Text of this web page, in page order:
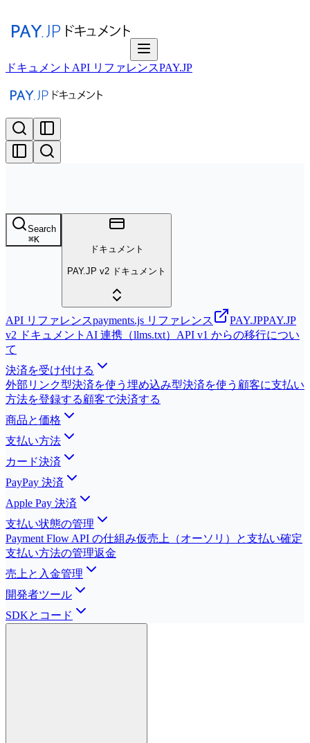
ドキュメント API リファレンスPAY.JP
Search
⌘K
ドキュメント
PAY.JP v2 ドキュメント
API リファレンスpayments.js リファレンス PAY.JPPAY.JP
v2 ドキュメント AI 連携（llms.txt） API v1 からの移行につい
て
決済を受け付ける
外部リンク型決済を使う 埋め込み型決済を使う 顧客に支払い
方法を登録する顧客で決済する
商品と価格
支払い方法
カード決済
PayPay 決済
Apple Pay 決済
支払い状態の管理
Payment Flow API の仕組み仮売上（オーソリ）と支払い確定
支払い方法の管理返金
売上と入金管理
開発者ツール
SDKとコード